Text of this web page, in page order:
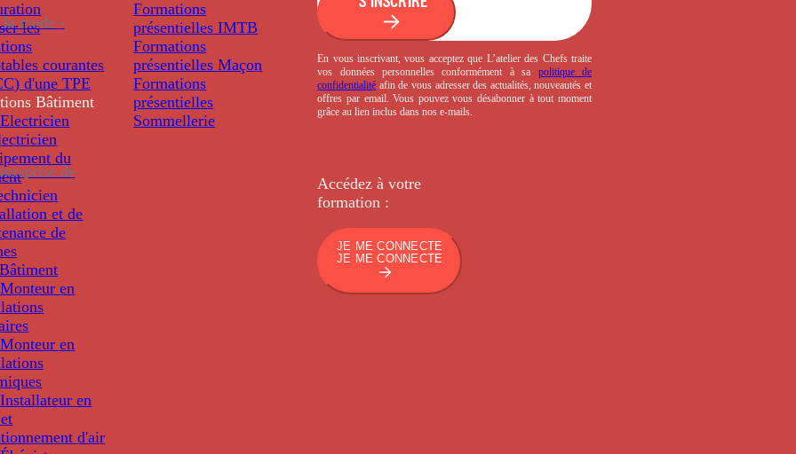
mode -
de
les
courantes
d'une TPE
Bâtiment
du
et de
de
en
en
en
d'air
Formations
présentielles IMTB
Formations
présentielles Maçon
Formations
présentielles
Sommellerie
En vous inscrivant, vous acceptez que L’atelier des Chefs traite
vos données personnelles conformément à sa politique de
confidentialité afin de vous adresser des actualités, nouveautés et
offres par email. Vous pouvez vous désabonner à tout moment
grâce au lien inclus dans nos e-mails.
Accédez à votre
formation :
JE ME CONNECTE
JE ME CONNECTE